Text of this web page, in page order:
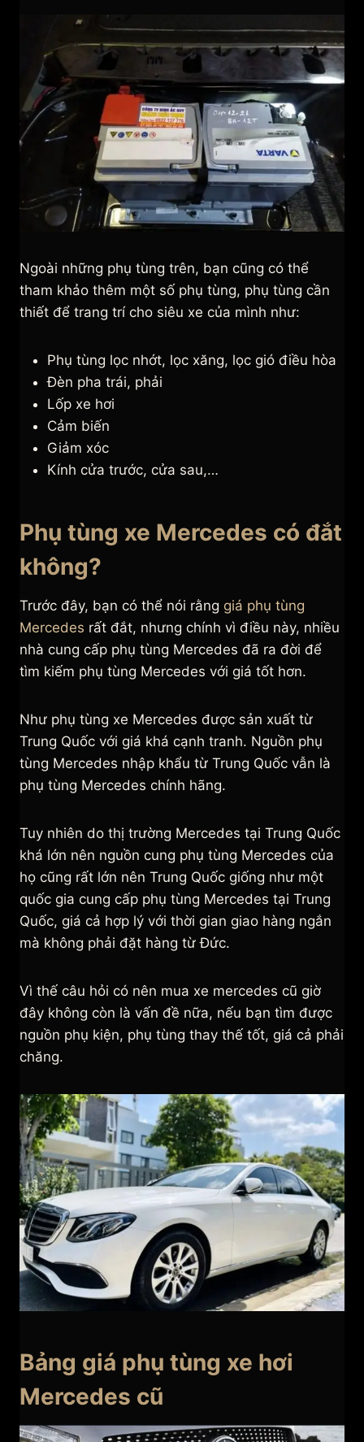
Ngoài những phụ tùng trên, bạn cũng có thể
tham khảo thêm một số phụ tùng, phụ tùng cần
thiết để trang trí cho siêu xe của mình như:
Phụ tùng lọc nhớt, lọc xăng, lọc gió điều hòa
Đèn pha trái, phải
Lốp xe hơi
Cảm biến
Giảm xóc
Kính cửa trước, cửa sau,…
Phụ tùng xe Mercedes có đắt
không?
Trước đây, bạn có thể nói rằng giá phụ tùng
Mercedes rất đắt, nhưng chính vì điều này, nhiều
nhà cung cấp phụ tùng Mercedes đã ra đời để
tìm kiếm phụ tùng Mercedes với giá tốt hơn.
Như phụ tùng xe Mercedes được sản xuất từ
Trung Quốc với giá khá cạnh tranh. Nguồn phụ
tùng Mercedes nhập khẩu từ Trung Quốc vẫn là
phụ tùng Mercedes chính hãng.
Tuy nhiên do thị trường Mercedes tại Trung Quốc
khá lớn nên nguồn cung phụ tùng Mercedes của
họ cũng rất lớn nên Trung Quốc giống như một
quốc gia cung cấp phụ tùng Mercedes tại Trung
Quốc, giá cả hợp lý với thời gian giao hàng ngắn
mà không phải đặt hàng từ Đức.
Vì thế câu hỏi có nên mua xe mercedes cũ giờ
đây không còn là vấn đề nữa, nếu bạn tìm được
nguồn phụ kiện, phụ tùng thay thế tốt, giá cả phải
chăng.
Bảng giá phụ tùng xe hơi
Mercedes cũ